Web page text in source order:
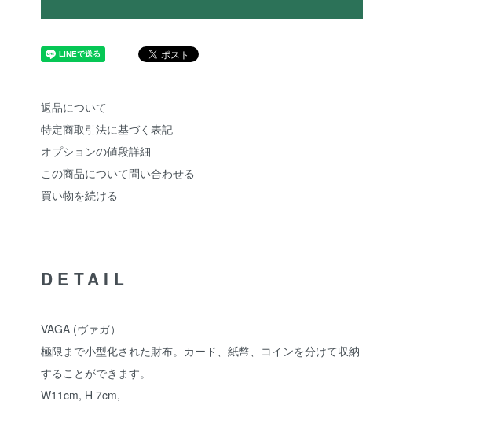
返品について
特定商取引法に基づく表記
オプションの値段詳細
この商品について問い合わせる
買い物を続ける
DETAIL
VAGA (ヴァガ）
極限まで小型化された財布。カード、紙幣、コインを分けて収納
することができます。
W11cm, H 7cm,